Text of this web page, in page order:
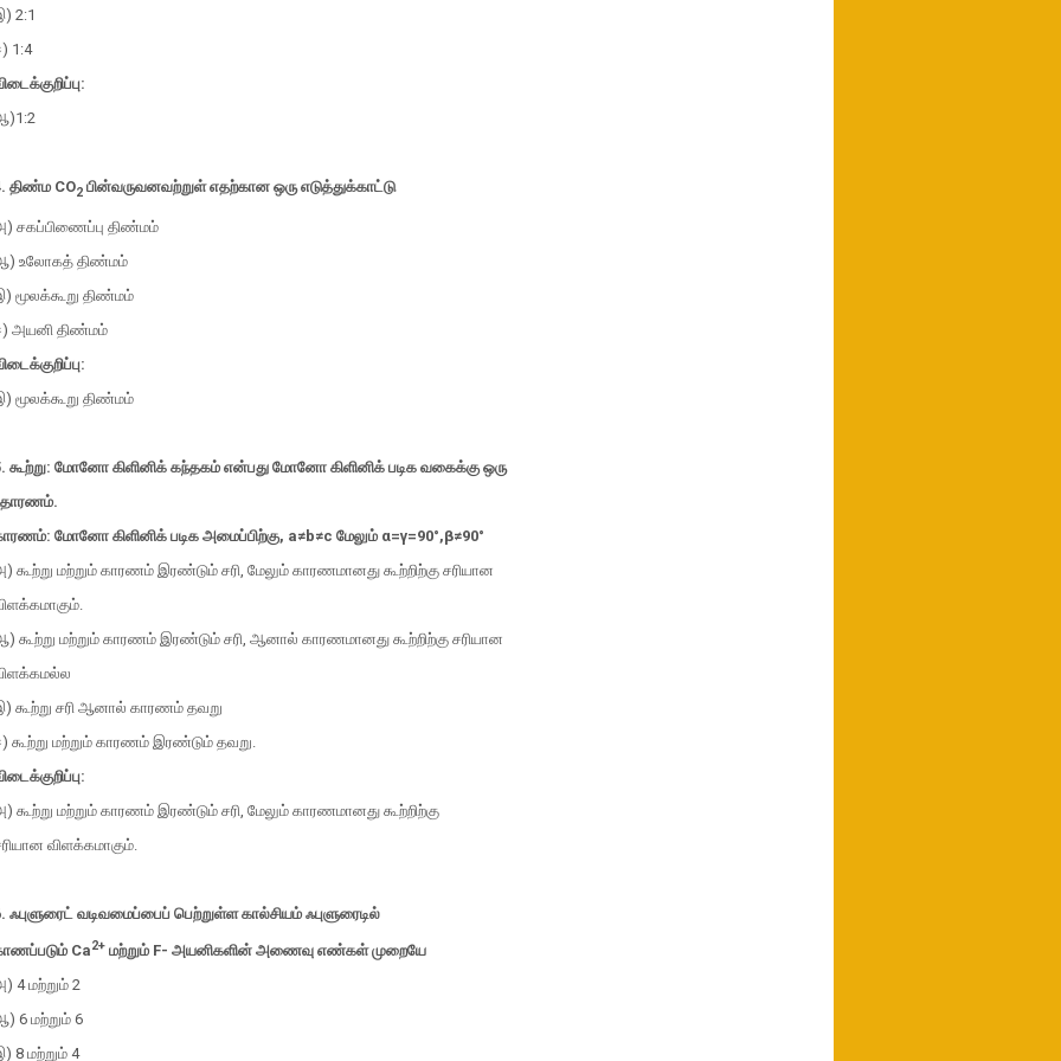
2:1
1:4
திண்ம CO2 பின்வருவனவற்றுள் எதற்கான ஒரு எடுத்துக்காட்டு
சகப்பிணைப்பு திண்மம்
உலோகத் திண்மம்
மூலக்கூறு திண்மம்
அயனி திண்மம்
மூலக்கூறு திண்மம்
கூற்று: மோனோ கிளினிக் கந்தகம் என்பது மோனோ கிளினிக் படிக வகைக்கு ஒரு
மோனோ கிளினிக் படிக அமைப்பிற்கு, a≠b≠c மேலும் α=γ=90°,β≠90°
கூற்று மற்றும் காரணம் இரண்டும் சரி, மேலும் காரணமானது கூற்றிற்கு சரியான
கூற்று மற்றும் காரணம் இரண்டும் சரி, ஆனால் காரணமானது கூற்றிற்கு சரியான
கூற்று சரி ஆனால் காரணம் தவறு
கூற்று மற்றும் காரணம் இரண்டும் தவறு.
கூற்று மற்றும் காரணம் இரண்டும் சரி, மேலும் காரணமானது கூற்றிற்கு
விளக்கமாகும்.
ஃபுளுரைட் வடிவமைப்பைப் பெற்றுள்ள கால்சியம் ஃபுளுரைடில்
Ca2+ மற்றும் F- அயனிகளின் அணைவு எண்கள் முறையே
4 மற்றும் 2
6 மற்றும் 6
8 மற்றும் 4